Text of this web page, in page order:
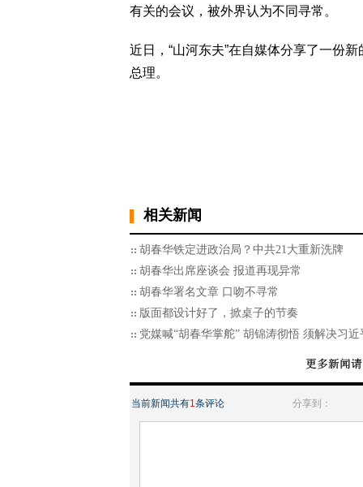
有关的会议，被外界认为不同寻常。
近日，“山河东夫”在自媒体分享了一份
总理。
相关新闻
胡春华铁定进政治局？中共21大重新洗牌
胡春华出席座谈会 报道再现异常
胡春华署名文章 口吻不寻常
版面都设计好了，掀桌子的节奏
党媒喊“胡春华掌舵” 胡锦涛彻悟 须解决习近
当前新闻共有1条评论 分享到：